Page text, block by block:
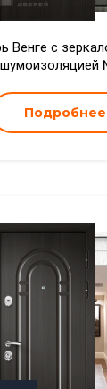
Венге с
шумоизоляцией
Подробнее